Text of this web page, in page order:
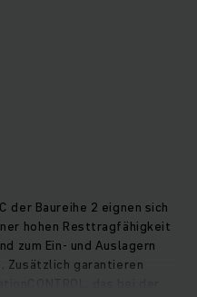
der Baureihe 2 eignen sich
hohen Resttragfähigkeit
zum Ein- und Auslagern
Zusätzlich garantieren